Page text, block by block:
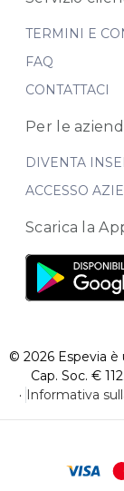
TERMINI E
FAQ
CONTATTACI
Per le
DIVENTA
ACCESSO
Scarica la
© 2026 Espevia è
Cap. Soc. €
· Informativa